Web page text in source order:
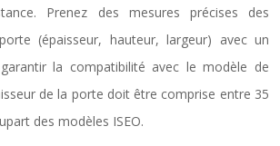
Prenez des mesures précises des
(épaisseur, hauteur, largeur) avec un
la compatibilité avec le modèle de
de la porte doit être comprise entre 35
des modèles ISEO.